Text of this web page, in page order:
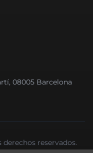
08005 Barcelona
derechos reservados.